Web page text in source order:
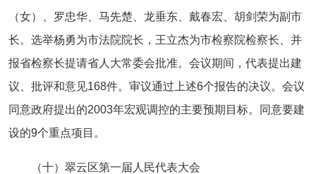
（女）、罗忠华、马先楚、龙垂东、戴春宏、胡剑荣为副市
长。选举杨勇为市法院院长，王立杰为市检察院检察长、并
报省检察长提请省人大常委会批准。会议期间，代表提出建
议、批评和意见168件。审议通过上述6个报告的决议。会议
同意政府提出的2003年宏观调控的主要预期目标。同意要建
设的9个重点项目。
（十）翠云区第一届人民代表大会